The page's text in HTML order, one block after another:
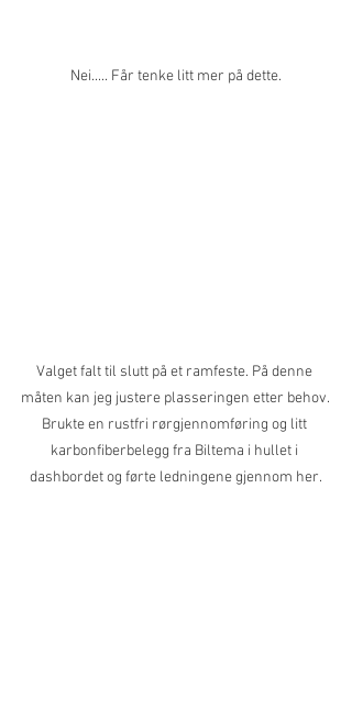
Nei..... Får tenke litt mer på dette.
Valget falt til slutt på et ramfeste. På denne
måten kan jeg justere plasseringen etter behov.
Brukte en rustfri rørgjennomføring og litt
karbonfiberbelegg fra Biltema i hullet i
dashbordet og førte ledningene gjennom her.